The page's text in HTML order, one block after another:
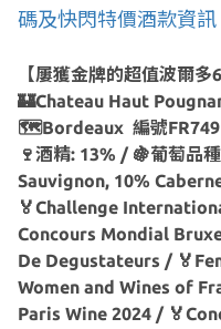
碼及快閃特價酒款資訊
【屢獲金牌的超值波爾多
🏰Chateau Haut
🗺Bordeaux 編號FR749
🍷酒精: 13% / 🍇葡萄品
Sauvignon, 10%
🏅Challenge
Concours Mondial
De Degustateurs /
Women and Wines of
Paris Wine 2024 /